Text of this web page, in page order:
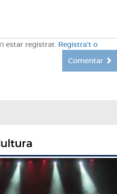
estar registrat. Registra't o
Comentar